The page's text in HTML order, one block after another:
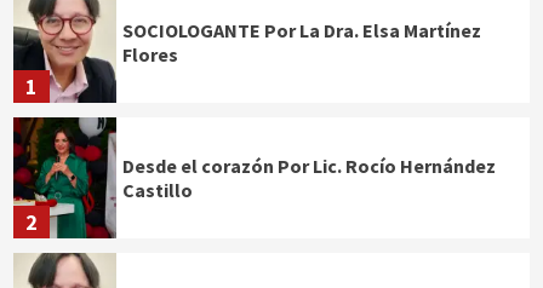
1
SOCIOLOGANTE Por La Dra. Elsa Martínez
Flores
2
Desde el corazón Por Lic. Rocío Hernández
Castillo